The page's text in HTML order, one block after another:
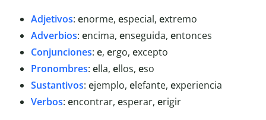
Adjetivos: enorme, especial, extremo
Adverbios: encima, enseguida, entonces
Conjunciones: e, ergo, excepto
Pronombres: ella, ellos, eso
Sustantivos: ejemplo, elefante, experiencia
Verbos: encontrar, esperar, erigir